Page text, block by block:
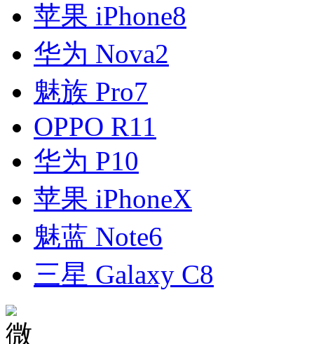
苹果 iPhone8
华为 Nova2
魅族 Pro7
OPPO R11
华为 P10
苹果 iPhoneX
魅蓝 Note6
三星 Galaxy C8